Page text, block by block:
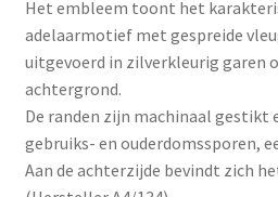
Het embleem toont het
adelaarmotief met gespreide
uitgevoerd in zilverkleurig garen
achtergrond.
De randen zijn machinaal gestikt
gebruiks- en ouderdomssporen,
Aan de achterzijde bevindt zich